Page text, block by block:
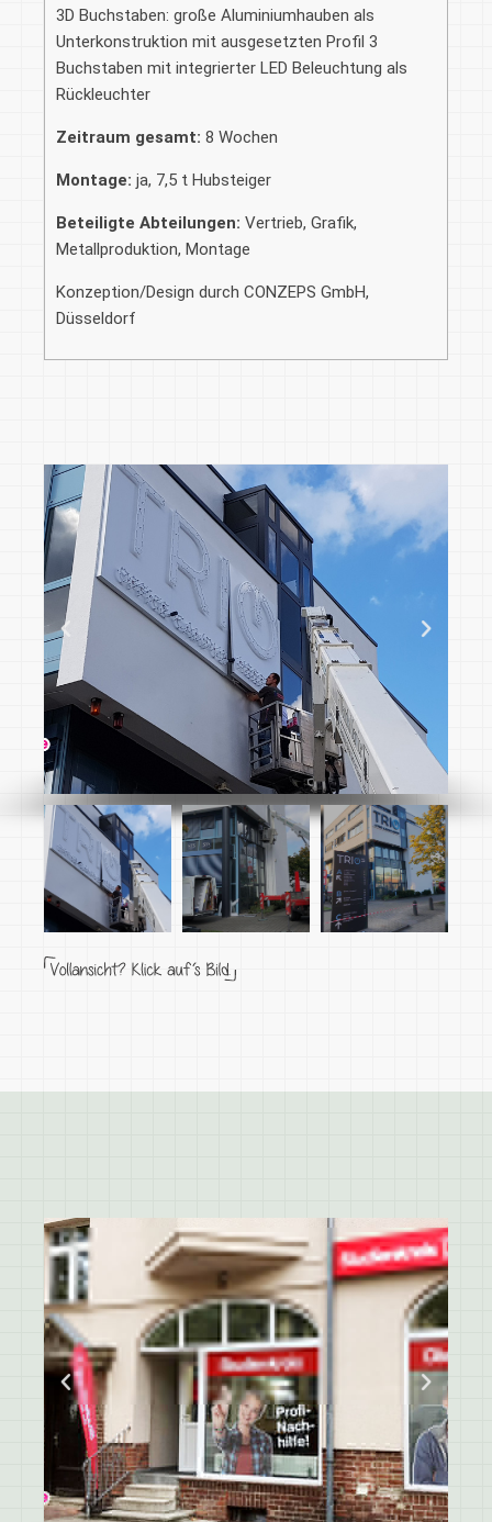
3D Buchstaben: große Aluminiumhauben als
Unterkonstruktion mit ausgesetzten Profil 3
Buchstaben mit integrierter LED Beleuchtung als
Rückleuchter
Zeitraum gesamt: 8 Wochen
Montage: ja, 7,5 t Hubsteiger
Beteiligte Abteilungen: Vertrieb, Grafik,
Metallproduktion, Montage
Konzeption/Design durch CONZEPS GmbH,
Düsseldorf